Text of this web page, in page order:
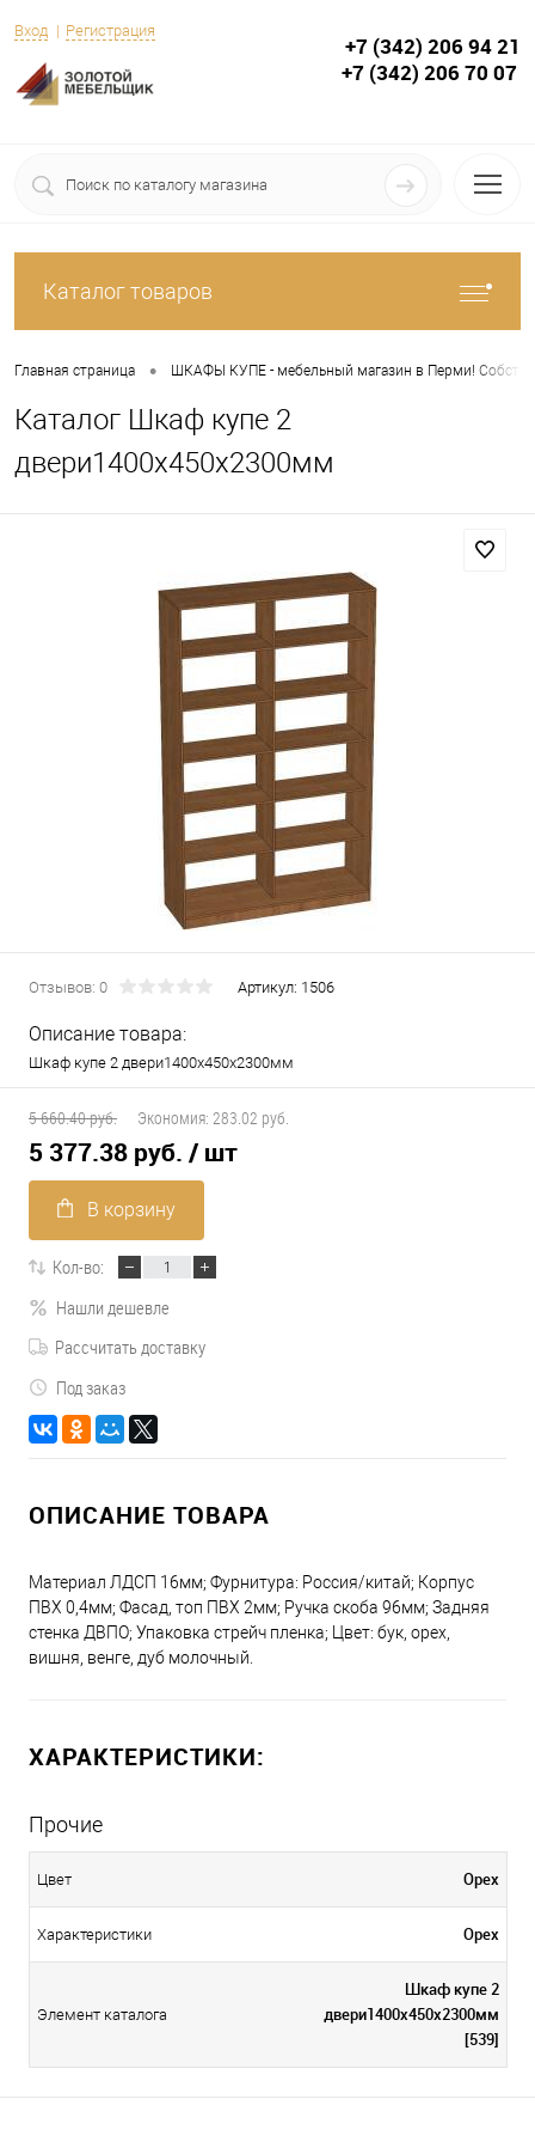
Вход Регистрация
+7 (342) 206 94 21
+7 (342) 206 70 07
Каталог товаров
Главная страница • ШКАФЫ КУПЕ - мебельный магазин в Перми!
Каталог Шкаф купе 2
двери1400х450х2300мм
Отзывов: 0 Артикул: 1506
Описание товара:
Шкаф купе 2 двери1400х450х2300мм
5 660.40 руб. Экономия: 283.02 руб.
5 377.38 руб. / шт
В корзину
Кол-во:
Нашли дешевле
Рассчитать доставку
Под заказ
ОПИСАНИЕ ТОВАРА
Материал ЛДСП 16мм; Фурнитура: Россия/китай; Корпус
ПВХ 0,4мм; Фасад, топ ПВХ 2мм; Ручка скоба 96мм; Задняя
стенка ДВПО; Упаковка стрейч пленка; Цвет: бук, орех,
вишня, венге, дуб молочный.
ХАРАКТЕРИСТИКИ:
Прочие
Цвет Орех
Характеристики Орех
Элемент каталога
Шкаф купе 2
двери1400х450х2300мм
[539]